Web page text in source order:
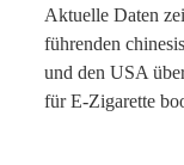
Aktuelle Daten
führenden
und den USA
für E-Zigarette